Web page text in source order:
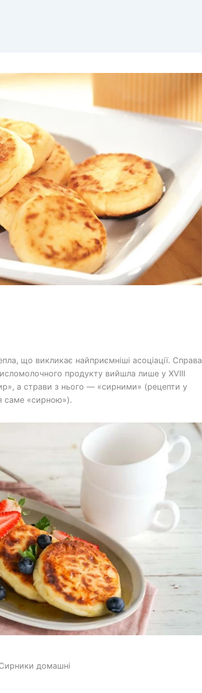
що викликає найприємніші асоціації. Справа
продукту вийшла лише у XVIII
а страви з нього — «сирними» (рецепти у
саме «сирною»).
Сирники домашні